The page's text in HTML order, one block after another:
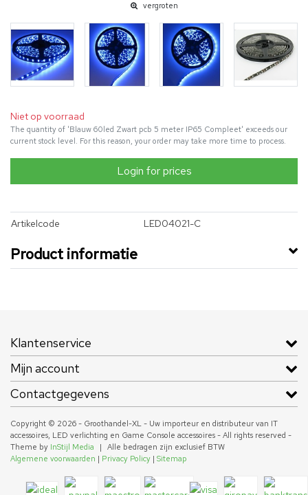
vergroten
Niet op voorraad
The quantity of 'Blauw 60led Zwart pcb 5 meter IP65 Compleet' exceeds our
current stock level. For this reason, your order may take more time to process.
Login for prices
Artikelcode LED04021-C
Product informatie
Klantenservice
Mijn account
Contactgegevens
Copyright © 2026 - Groothandel-XL - Uw importeur en distributeur van IT
accessoires, LED verlichting en Game Console accessoires - All rights reserved -
Theme by InStijl Media |
Alle bedragen zijn exclusief BTW
Algemene voorwaarden | Privacy Policy | Sitemap